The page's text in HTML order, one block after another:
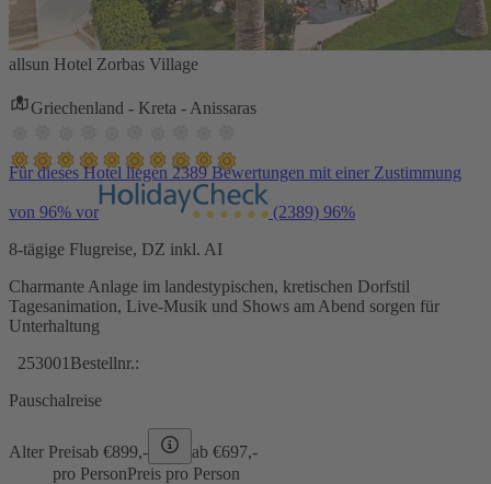
allsun Hotel Zorbas Village
Griechenland - Kreta - Anissaras
Für dieses Hotel liegen 2389 Bewertungen mit einer Zustimmung
von 96% vor (2389) 96%
8-tägige Flugreise, DZ inkl. AI
Charmante Anlage im landestypischen, kretischen Dorfstil
Tagesanimation, Live-Musik und Shows am Abend sorgen für
Unterhaltung
253001 Bestellnr.:
Pauschalreise
Alter Preisab €899,- ab €697,-
pro PersonPreis pro Person